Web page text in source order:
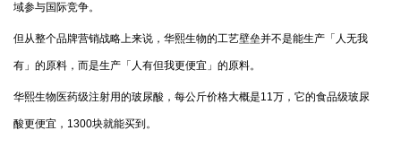
域参与国际竞争。
但从整个品牌营销战略上来说，华熙生物的工艺壁垒并不是能生产「人无我
有」的原料，而是生产「人有但我更便宜」的原料。
华熙生物医药级注射用的玻尿酸，每公斤价格大概是11万，它的食品级玻尿
酸更便宜，1300块就能买到。